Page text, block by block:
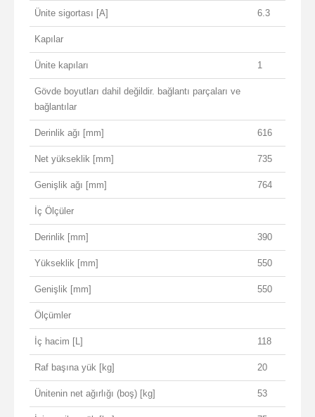
Ünite sigortası [A] 6.3
Kapılar
Ünite kapıları 1
Gövde boyutları dahil değildir. bağlantı parçaları ve
bağlantılar
Derinlik ağı [mm] 616
Net yükseklik [mm] 735
Genişlik ağı [mm] 764
İç Ölçüler
Derinlik [mm] 390
Yükseklik [mm] 550
Genişlik [mm] 550
Ölçümler
İç hacim [L] 118
Raf başına yük [kg] 20
Ünitenin net ağırlığı (boş) [kg] 53